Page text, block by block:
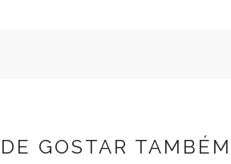
GOSTAR TAMBÉM